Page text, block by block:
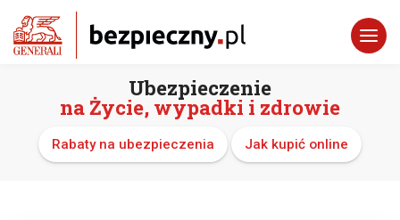
Ubezpieczenie
na Życie, wypadki i zdrowie
Rabaty na ubezpieczenia Jak kupić online